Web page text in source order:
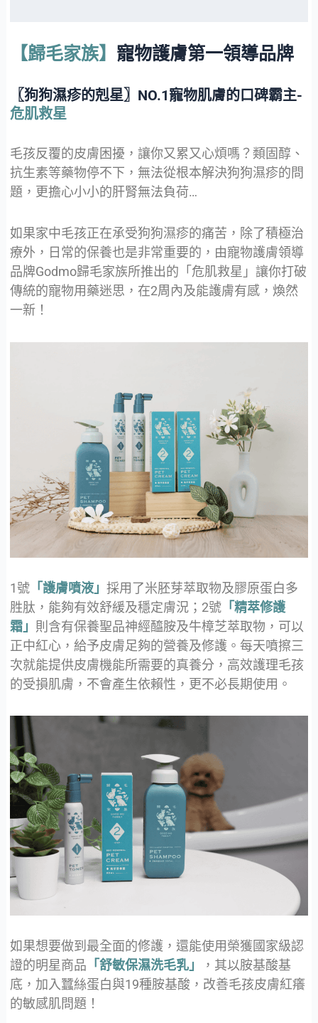
【歸毛家族】 寵物護膚第一領導品牌
〖狗狗濕疹的剋星〗NO.1寵物肌膚的口碑霸主-
危肌救星
毛孩反覆的皮膚困擾，讓你又累又心煩嗎？類固醇、
抗生素等藥物停不下，無法從根本解決狗狗濕疹的問
題，更擔心小小的肝腎無法負荷…
如果家中毛孩正在承受狗狗濕疹的痛苦，除了積極治
療外，日常的保養也是非常重要的，由寵物護膚領導
品牌Godmo歸毛家族所推出的「危肌救星」讓你打破
傳統的寵物用藥迷思，在2周內及能護膚有感，煥然
一新！
1號「護膚噴液」 採用了米胚芽萃取物及膠原蛋白多
胜肽，能夠有效舒緩及穩定膚況；2號「精萃修護
霜」 則含有保養聖品神經醯胺及牛樟芝萃取物，可以
正中紅心，給予皮膚足夠的營養及修護。每天噴擦三
次就能提供皮膚機能所需要的真養分，高效護理毛孩
的受損肌膚，不會產生依賴性，更不必長期使用。
如果想要做到最全面的修護，還能使用榮獲國家級認
證的明星商品 「舒敏保濕洗毛乳」
，其以胺基酸基
底，加入蠶絲蛋白與19種胺基酸，改善毛孩皮膚紅癢
的敏感肌問題！